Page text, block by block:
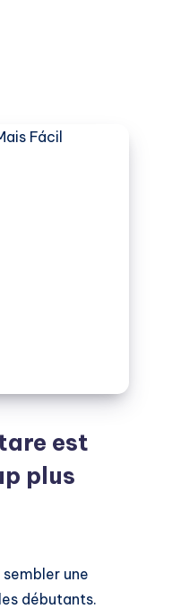
est
plus
une
débutants.